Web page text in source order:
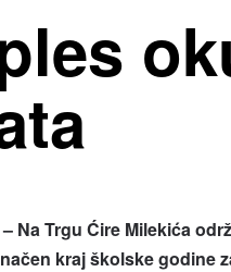
– Na Trgu Ćire Milekića
kraj školske godine